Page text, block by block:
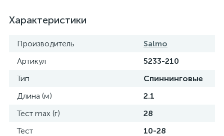
Характеристики
Производитель
Salmo
Артикул
5233-210
Тип
Спиннинговые
Длина (м)
2.1
Тест max (г)
28
Тест
10-28